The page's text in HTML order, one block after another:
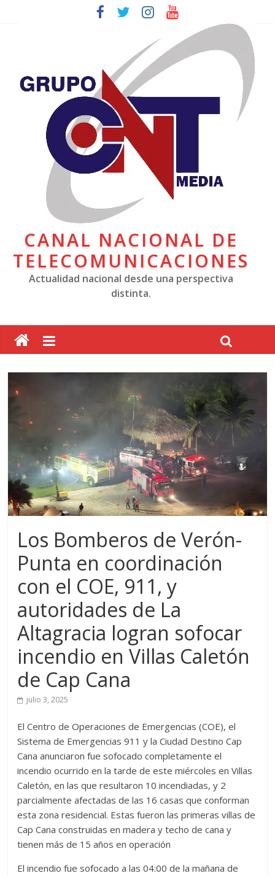
CANAL NACIONAL DE
TELECOMUNICACIONES
Actualidad nacional desde una perspectiva
distinta.
Los Bomberos de Verón-
Punta en coordinación
con el COE, 911, y
autoridades de La
Altagracia logran sofocar
incendio en Villas Caletón
de Cap Cana
julio 3, 2025
El Centro de Operaciones de Emergencias (COE), el
Sistema de Emergencias 911 y la Ciudad Destino Cap
Cana anunciaron fue sofocado completamente el
incendio ocurrido en la tarde de este miércoles en Villas
Caletón, en las que resultaron 10 incendiadas, y 2
parcialmente afectadas de las 16 casas que conforman
esta zona residencial. Estas fueron las primeras villas de
Cap Cana construidas en madera y techo de cana y
tienen más de 15 años en operación
El incendio fue sofocado a las 04:00 de la mañana de